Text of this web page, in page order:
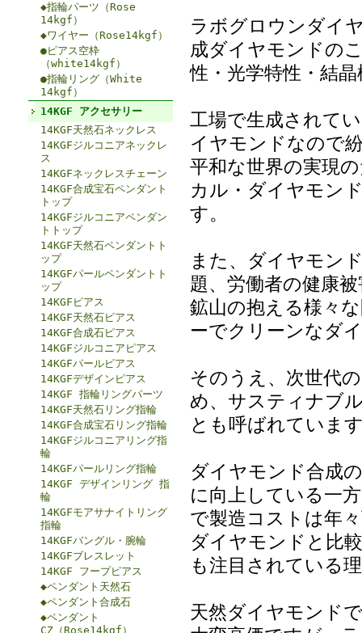
◆指輪パーツ（Rose
14kgf）
◆ワイヤー（Rose14kgf）
●ピアス空枠
（white14kgf）
●指輪リング（White
14kgf）
14KGF アクセサリー
14KGF天然石ネックレス
14KGFジルコニアネックレ
ス
14KGFネックレスチェーン
14KGF合成宝石ペンダント
トップ
14KGFジルコニアペンダン
トトップ
14KGF天然石ペンダントト
ップ
14KGFパールペンダントト
ップ
14KGFピアス
14KGF天然石ピアス
14KGF合成石ピアス
14KGFジルコニアピアス
14KGFパールピアス
14KGFデザインピアス
14KGF 指輪リングパーツ
14KGF天然石リング指輪
14KGF合成宝石リング指輪
14KGFジルコニアリング指
輪
14KGFパールリング指輪
14KGF デザインリング 指
輪
14KGFモアサナイトリング
指輪
14KGFバングル・腕輪
14KGFブレスレット
14KGF フープピアス
◆ペンダント天然石
◆ペンダント合成石
◆ペンダント
CZ（Rose14kgf）
ラボグロウンダイ
成ダイヤモンドの
性・光学特性・結
工場で生成されて
イヤモンドなので
平和な世界の実現
カル・ダイヤモ
す。
また、ダイヤモン
題、労働者の健康
鉱山の抱える様々
ーでクリーンなダ
そのうえ、次世代
め、サスティナ
とも呼ばれていま
ダイヤモンド合成
に向上している一
で製造コストは年
ダイヤモンドと比
も注目されている
天然ダイヤモンド